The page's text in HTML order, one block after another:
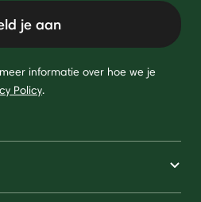
je aan
informatie over hoe we je
Policy.